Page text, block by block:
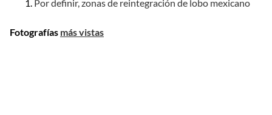
Por definir, zonas de reintegración de lobo mexicano
Fotografías más vistas